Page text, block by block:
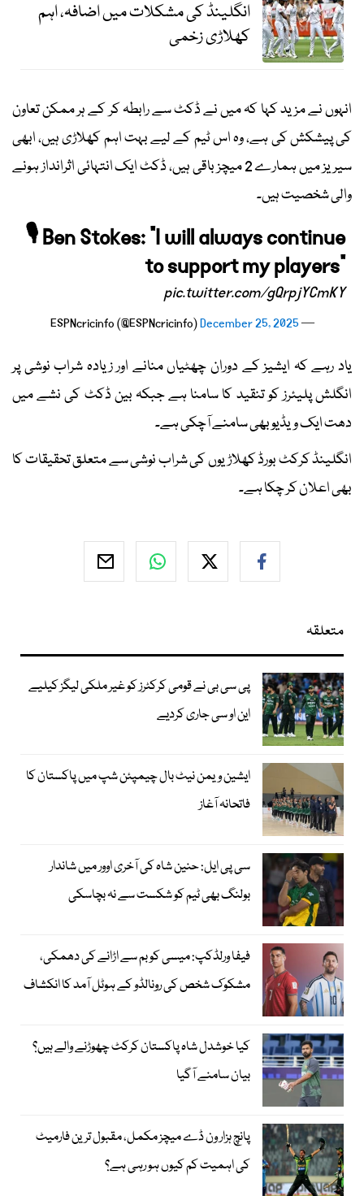
انگلینڈ کی مشکلات میں اضافہ، اہم
کھلاڑی زخمی
انہوں نے مزید کہا کہ میں نے ڈکٹ سے رابطہ کر کے ہر ممکن تعاون
کی پیشکش کی ہے، وہ اس ٹیم کے لیے بہت اہم کھلاڑی ہیں، ابھی
سیریز میں ہمارے 2 میچز باقی ہیں، ڈکٹ ایک انتہائی اثرانداز ہونے
والی شخصیت ہیں۔
🎙️ Ben Stokes: “I will always continue
to support my players”
pic.twitter.com/gQrpjYCmKY
— ESPNcricinfo (@ESPNcricinfo)
December 25, 2025
یاد رہے کہ ایشیز کے دوران چھٹیاں منانے اور زیادہ شراب نوشی پر
انگلش پلیئرز کو تنقید کا سامنا ہے جبکہ بین ڈکٹ کی نشے میں
دھت ایک ویڈیو بھی سامنے آچکی ہے۔
انگلینڈ کرکٹ بورڈ کھلاڑیوں کی شراب نوشی سے متعلق تحقیقات کا
بھی اعلان کر چکا ہے۔
متعلقہ
پی سی بی نے قومی کرکٹرز کو غیر ملکی لیگز کیلیے
این او سی جاری کردیے
ایشین ویمن نیٹ بال چیمپئن شپ میں پاکستان کا
فاتحانہ آغاز
سی پی ایل: حنین شاہ کی آخری اوور میں شاندار
بولنگ بھی ٹیم کو شکست سے نہ بچاسکی
فیفا ورلڈکپ: میسی کو بم سے اڑانے کی دھمکی،
مشکوک شخص کی رونالڈو کے ہوٹل آمد کا انکشاف
کیا خوشدل شاہ پاکستان کرکٹ چھوڑنے والے ہیں؟
بیان سامنے آگیا
پانچ ہزار ون ڈے میچز مکمل، مقبول ترین فارمیٹ
کی اہمیت کم کیوں ہو رہی ہے؟